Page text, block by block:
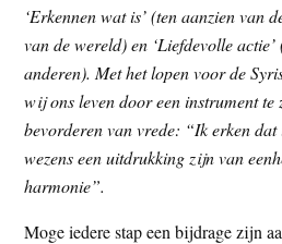
‘Erkennen wat is’ (ten aanzien van
van de wereld) en ‘Liefdevolle
anderen). Met het lopen voor de
wij ons leven door een instrument
bevorderen van vrede: “Ik erken dat
wezens een uitdrukking zijn van
harmonie”.
Moge iedere stap een bijdrage zijn